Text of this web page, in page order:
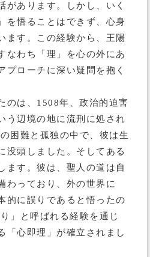
があります。しかし、いく
を悟ることはできず、心身
ます。この経験から、王陽
なわち「理」を心の外にあ
プローチに深い疑問を抱く
のは、1508年、政治的迫害
う辺境の地に流刑に処され
困難と孤独の中で、彼は生
没頭しました。そしてある
ます。彼は、聖人の道は自
わっており、外の世界に
的に誤りであると悟ったの
」と呼ばれる経験を通じ
「心即理」が確立されまし